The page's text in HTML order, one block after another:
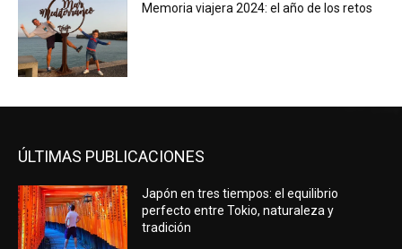
Memoria viajera 2024: el año de los retos
ÚLTIMAS PUBLICACIONES
Japón en tres tiempos: el equilibrio
perfecto entre Tokio, naturaleza y
tradición